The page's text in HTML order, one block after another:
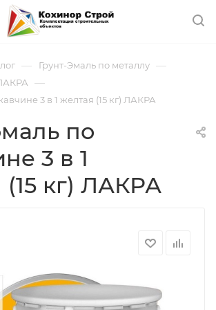
— Грунт-Эмаль по металлу —
—
3 в 1 желтая (15 кг) ЛАКРА
по
3 в 1
(15 кг) ЛАКРА